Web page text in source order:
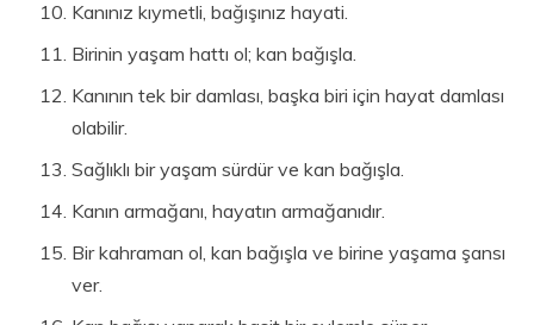
Kanınız kıymetli, bağışınız hayati.
Birinin yaşam hattı ol; kan bağışla.
Kanının tek bir damlası, başka biri için hayat damlası
olabilir.
Sağlıklı bir yaşam sürdür ve kan bağışla.
Kanın armağanı, hayatın armağanıdır.
Bir kahraman ol, kan bağışla ve birine yaşama şansı
ver.